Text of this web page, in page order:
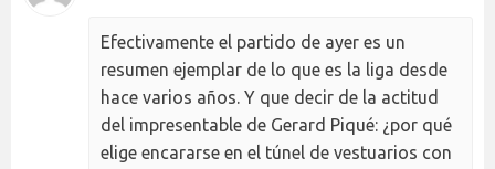
Efectivamente el partido de ayer es un
resumen ejemplar de lo que es la liga desde
hace varios años. Y que decir de la actitud
del impresentable de Gerard Piqué: ¿por qué
elige encararse en el túnel de vestuarios con